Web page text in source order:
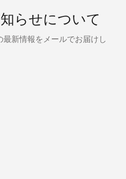
らせについて
新情報をメールでお届けし